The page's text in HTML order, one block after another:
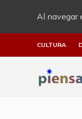
Al navegar
CULTURA